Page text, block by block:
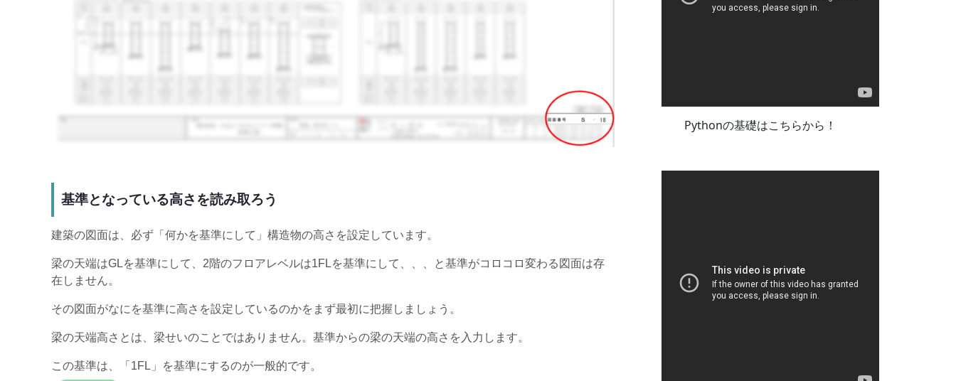
基準となっている高さを読み取ろう
建築の図面は、必ず「何かを基準にして」構造物の高さを設定しています。
梁の天端はGLを基準にして、2階のフロアレベルは1FLを基準にして、、、と基準がコロコロ変わる図面は存
在しません。
その図面がなにを基準に高さを設定しているのかをまず最初に把握しましょう。
梁の天端高さとは、梁せいのことではありません。基準からの梁の天端の高さを入力します。
この基準は、「1FL」を基準にするのが一般的です。
Pythonの基礎はこちらから！